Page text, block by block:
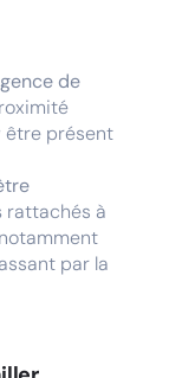
de
être présent
rattachés à
par la